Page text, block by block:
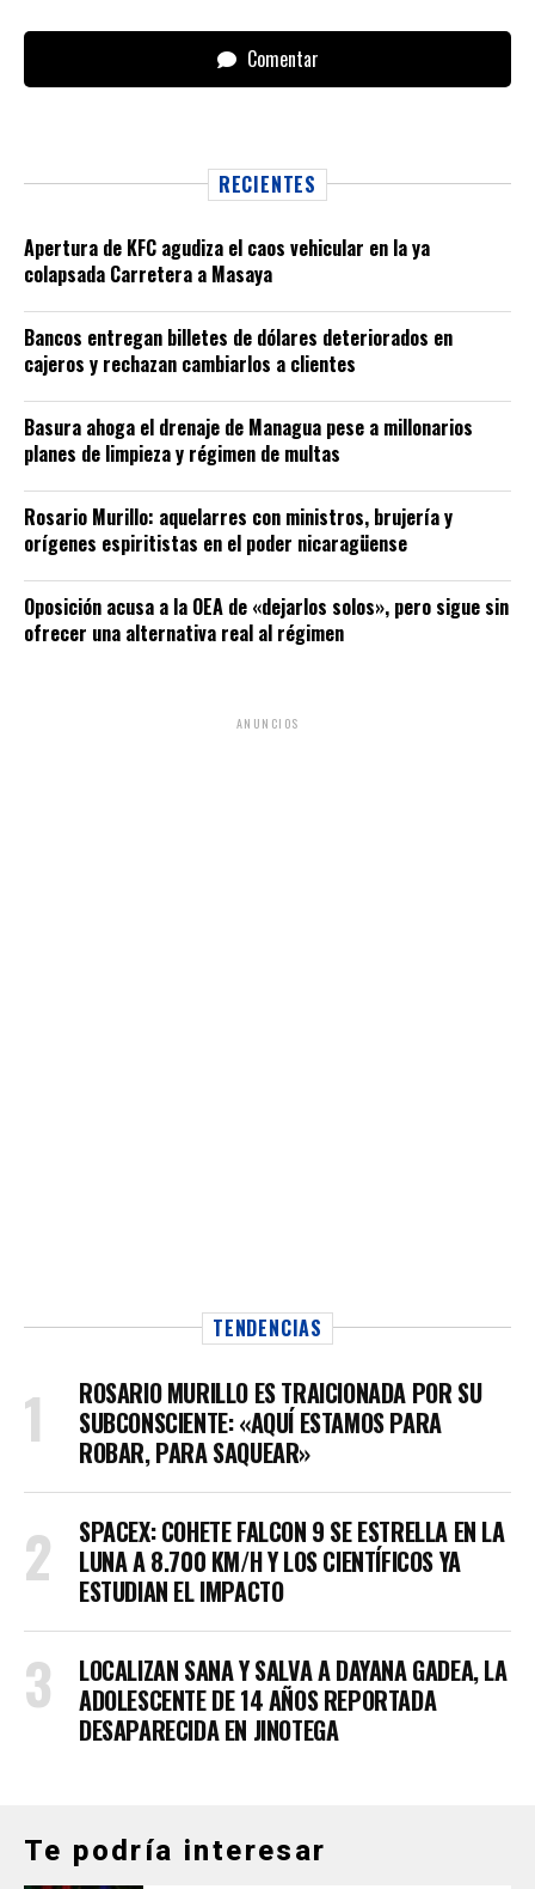
Comentar
RECIENTES
Apertura de KFC agudiza el caos vehicular en la ya
colapsada Carretera a Masaya
Bancos entregan billetes de dólares deteriorados en
cajeros y rechazan cambiarlos a clientes
Basura ahoga el drenaje de Managua pese a millonarios
planes de limpieza y régimen de multas
Rosario Murillo: aquelarres con ministros, brujería y
orígenes espiritistas en el poder nicaragüense
Oposición acusa a la OEA de «dejarlos solos», pero sigue sin
ofrecer una alternativa real al régimen
ANUNCIOS
TENDENCIAS
ROSARIO MURILLO ES TRAICIONADA POR SU
SUBCONSCIENTE: «AQUÍ ESTAMOS PARA
ROBAR, PARA SAQUEAR»
SPACEX: COHETE FALCON 9 SE ESTRELLA EN LA
LUNA A 8.700 KM/H Y LOS CIENTÍFICOS YA
ESTUDIAN EL IMPACTO
LOCALIZAN SANA Y SALVA A DAYANA GADEA, LA
ADOLESCENTE DE 14 AÑOS REPORTADA
DESAPARECIDA EN JINOTEGA
Te podría interesar